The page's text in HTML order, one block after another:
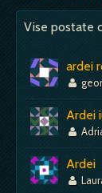
Vise postate
ardei
Ardei
Ardei